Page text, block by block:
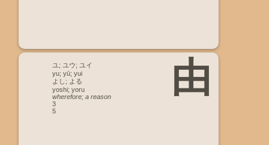
由
ユ; ユウ; ユイ
yu; yū; yui
よし; よる
yoshi; yoru
wherefore; a reason
3
5